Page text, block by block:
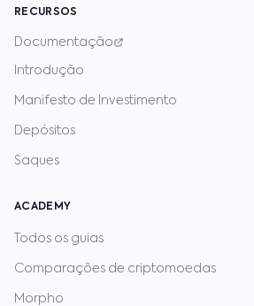
RECURSOS
Documentação
Introdução
Manifesto de Investimento
Depósitos
Saques
ACADEMY
Todos os guias
Comparações de criptomoedas
Morpho